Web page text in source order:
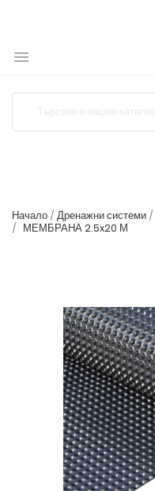

Начало Дренажни системи
МЕМБРАНА 2.5x20 М